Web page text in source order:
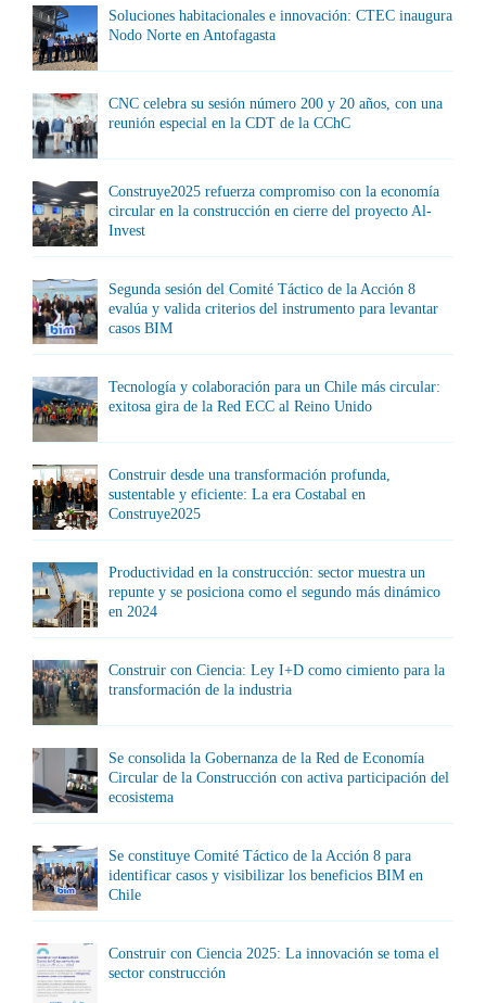
Soluciones habitacionales e innovación: CTEC inaugura
Nodo Norte en Antofagasta
CNC celebra su sesión número 200 y 20 años, con una
reunión especial en la CDT de la CChC
Construye2025 refuerza compromiso con la economía
circular en la construcción en cierre del proyecto Al-
Invest
Segunda sesión del Comité Táctico de la Acción 8
evalúa y valida criterios del instrumento para levantar
casos BIM
Tecnología y colaboración para un Chile más circular:
exitosa gira de la Red ECC al Reino Unido
Construir desde una transformación profunda,
sustentable y eficiente: La era Costabal en
Construye2025
Productividad en la construcción: sector muestra un
repunte y se posiciona como el segundo más dinámico
en 2024
Construir con Ciencia: Ley I+D como cimiento para la
transformación de la industria
Se consolida la Gobernanza de la Red de Economía
Circular de la Construcción con activa participación del
ecosistema
Se constituye Comité Táctico de la Acción 8 para
identificar casos y visibilizar los beneficios BIM en
Chile
Construir con Ciencia 2025: La innovación se toma el
sector construcción